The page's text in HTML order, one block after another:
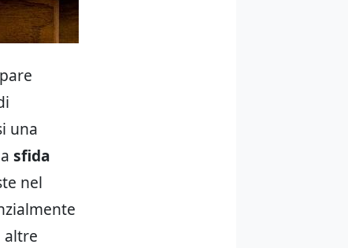
una
sfida
nel
altre